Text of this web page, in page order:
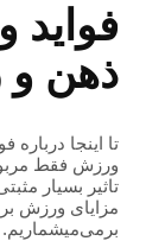
ذهن و
تا اینجا
ورزش فقط
تاثیر بسیار
مزایای ورزش
برمی‌میشماریم.